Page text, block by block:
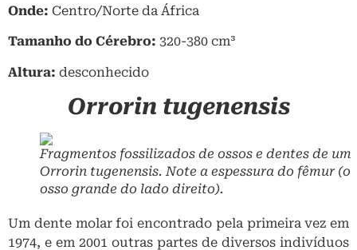
Onde: Centro/Norte da África
Tamanho do Cérebro: 320-380 cm³
Altura: desconhecido
Orrorin tugenensis
Fragmentos fossilizados de ossos e dentes de um
Orrorin tugenensis. Note a espessura do fêmur (o
osso grande do lado direito).
Um dente molar foi encontrado pela primeira vez em
1974, e em 2001 outras partes de diversos indivíduos